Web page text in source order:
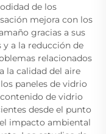
de los
mejora con los
gracias a sus
a la reducción de
relacionados
la calidad del aire
paneles de vidrio
de vidrio
desde el punto
impacto ambiental